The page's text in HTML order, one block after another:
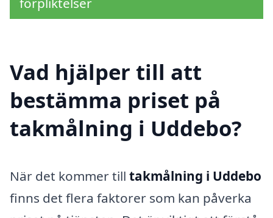
Vad hjälper till att
bestämma priset på
takmålning i Uddebo?
När det kommer till takmålning i Uddebo
finns det flera faktorer som kan påverka